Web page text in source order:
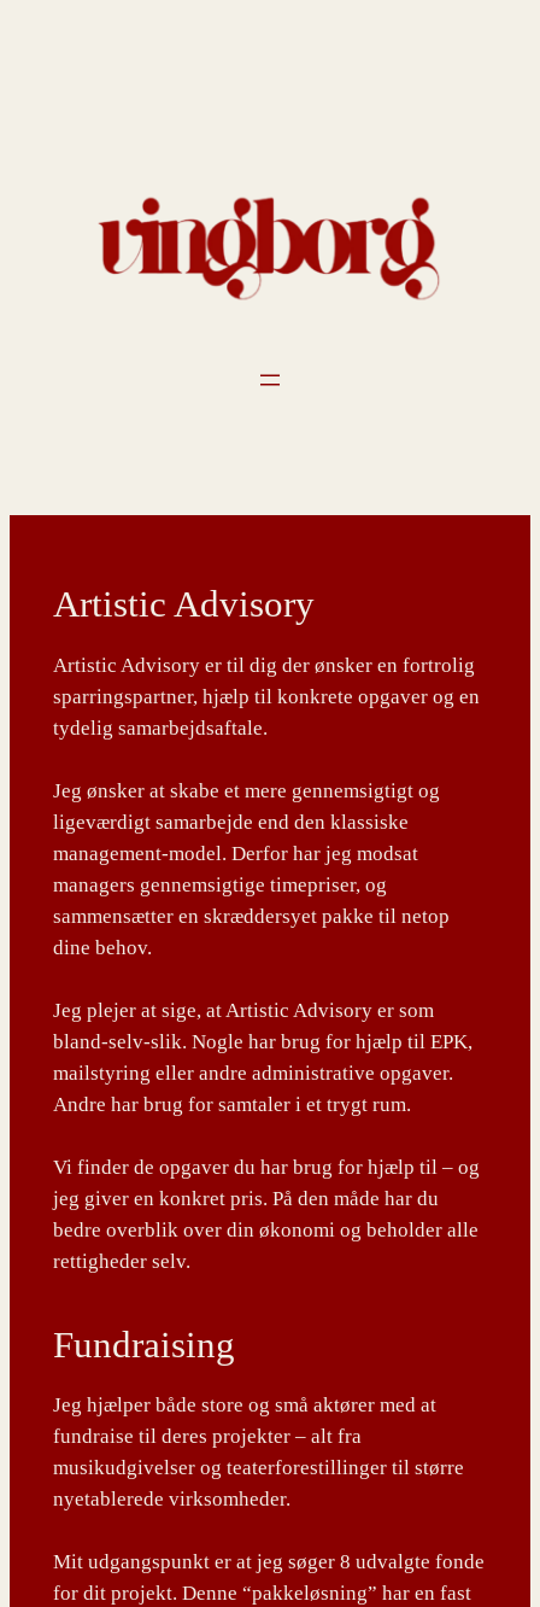
Artistic Advisory
Artistic Advisory er til dig der ønsker en fortrolig
sparringspartner, hjælp til konkrete opgaver og en
tydelig samarbejdsaftale.
Jeg ønsker at skabe et mere gennemsigtigt og
ligeværdigt samarbejde end den klassiske
management-model. Derfor har jeg modsat
managers gennemsigtige timepriser, og
sammensætter en skræddersyet pakke til netop
dine behov.
Jeg plejer at sige, at Artistic Advisory er som
bland-selv-slik. Nogle har brug for hjælp til EPK,
mailstyring eller andre administrative opgaver.
Andre har brug for samtaler i et trygt rum.
Vi finder de opgaver du har brug for hjælp til – og
jeg giver en konkret pris. På den måde har du
bedre overblik over din økonomi og beholder alle
rettigheder selv.
Fundraising
Jeg hjælper både store og små aktører med at
fundraise til deres projekter – alt fra
musikudgivelser og teaterforestillinger til større
nyetablerede virksomheder.
Mit udgangspunkt er at jeg søger 8 udvalgte fonde
for dit projekt. Denne “pakkeløsning” har en fast